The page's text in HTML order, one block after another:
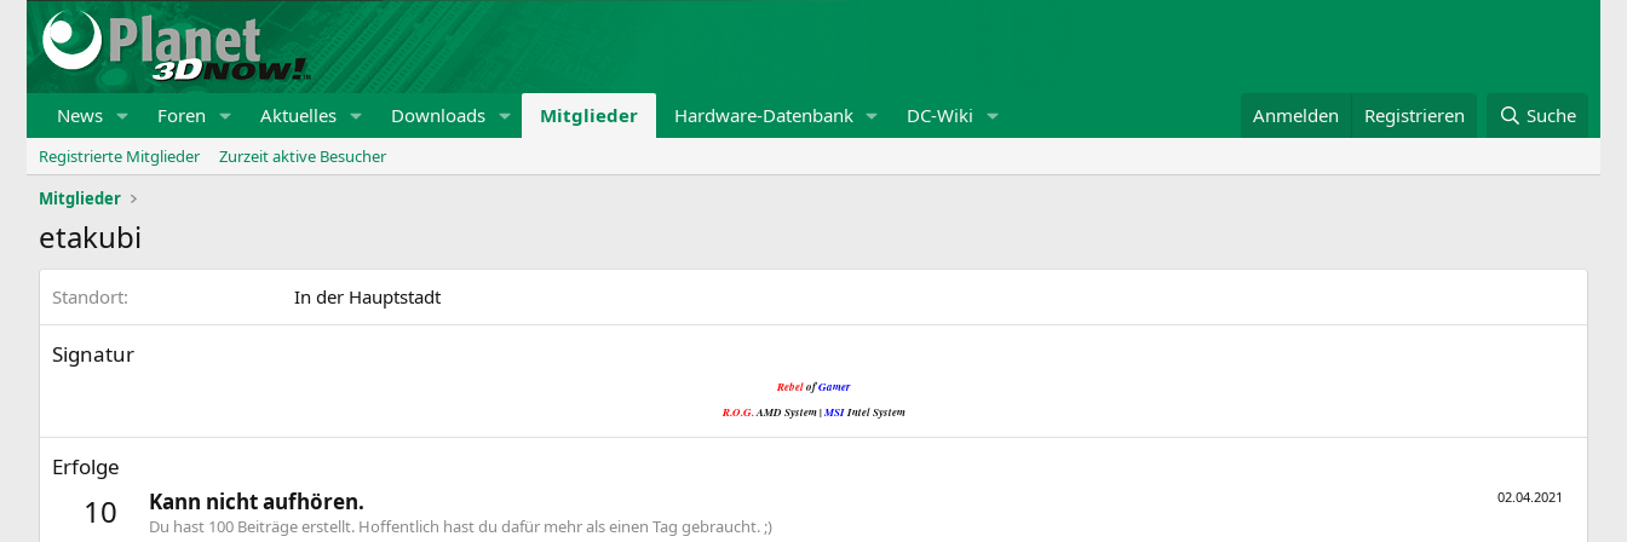
News Foren Aktuelles Downloads Mitglieder Hardware-Datenbank DC-Wiki Anmelden Registrieren Suche
Registrierte Mitglieder
Zurzeit aktive Besucher
Mitglieder
etakubi
Standort In der Hauptstadt
Signatur
RebelofGamer
R.O.G.AMD System |MSIIntel System
Erfolge
10 02.04.2021
Kann nicht aufhören.
Du hast 100 Beiträge erstellt. Hoffentlich hast du dafür mehr als einen Tag gebraucht. ;)